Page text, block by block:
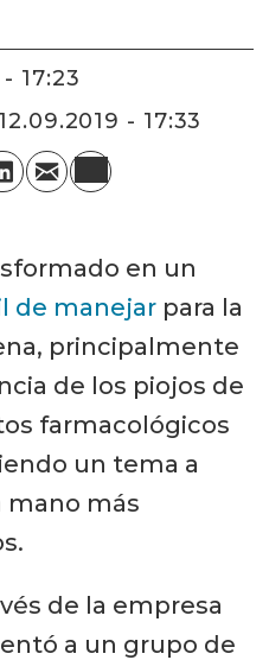
- 17:23
12.09.2019 - 17:33
en un
de manejarpara la
principalmente
de los piojos de
farmacológicos
un tema a
mano más
de la empresa
a un grupo de